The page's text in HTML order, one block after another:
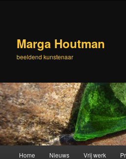
inhoudMarga Houtman
beeldend kunstenaar
Home Nieuws Vrij werk